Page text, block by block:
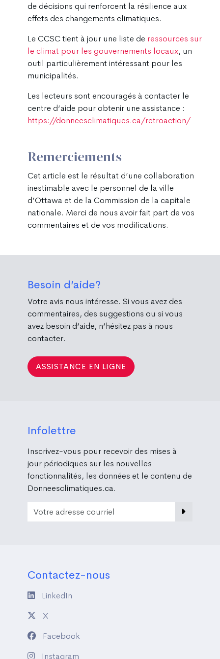
de décisions qui renforcent la résilience aux
effets des changements climatiques.
Le CCSC tient à jour une liste de ressources sur
le climat pour les gouvernements locaux, un
outil particulièrement intéressant pour les
municipalités.
Les lecteurs sont encouragés à contacter le
centre d’aide pour obtenir une assistance :
https://donneesclimatiques.ca/retroaction/
Remerciements
Cet article est le résultat d’une collaboration
inestimable avec le personnel de la ville
d’Ottawa et de la Commission de la capitale
nationale. Merci de nous avoir fait part de vos
commentaires et de vos modifications.
Besoin d’aide?
Votre avis nous intéresse. Si vous avez des
commentaires, des suggestions ou si vous
avez besoin d’aide, n’hésitez pas à nous
contacter.
ASSISTANCE EN LIGNE
Infolettre
Inscrivez-vous pour recevoir des mises à
jour périodiques sur les nouvelles
fonctionnalités, les données et le contenu de
Donneesclimatiques.ca.
Email Address
Contactez-nous
LinkedIn
X
Facebook
Instagram